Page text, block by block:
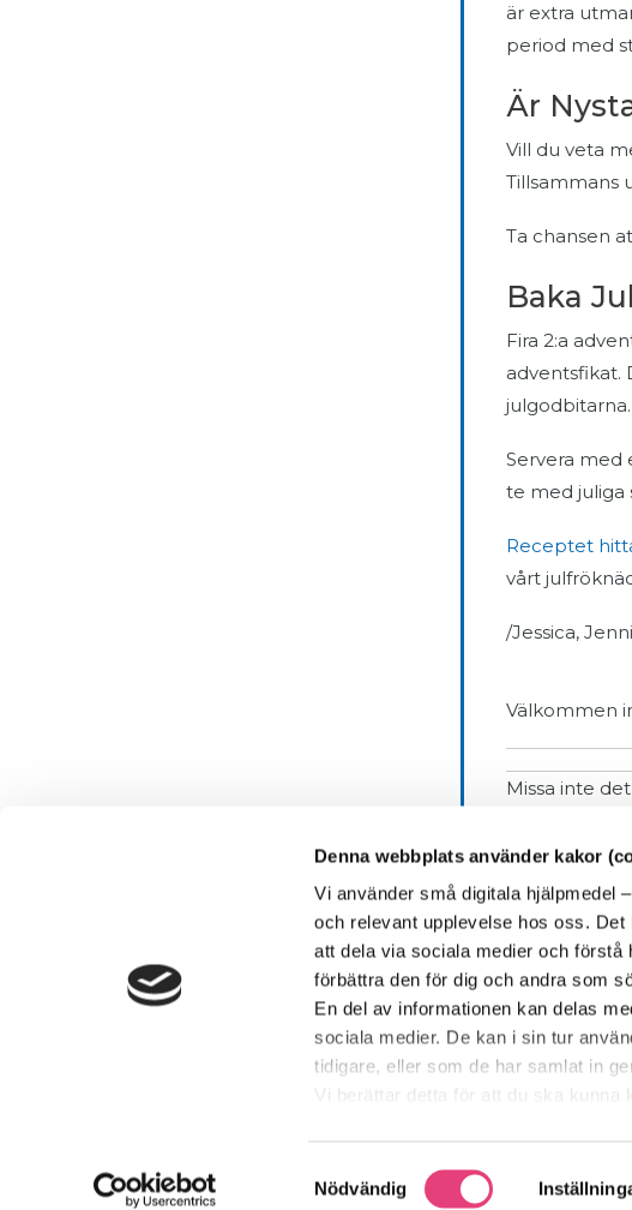
Denna webbplats använder kakor
Vi använder små digitala hjälpmedel
och relevant upplevelse hos oss.
att dela via sociala medier och
förbättra den för dig och andra som
En del av informationen kan delas
sociala medier. De kan i sin tur
tidigare, eller som de har samlat in
Vi berättar detta för att du ska kunna
Samtyckesval
Nödvändig
är extra
period med
Är
Vill du veta
Tillsammans
Ta chansen
Baka
Fira 2:a
adventsfikat.
julgodbitarna.
Servera med
te med juliga
Receptet
vårt
/Jessica,
Välkommen
Missa inte
Anmäl dig till nästa gratis webinar
Din Nystart för tillfrisknande kan börja
tisdagen den 25 augusti kl. 19:00
Copyright